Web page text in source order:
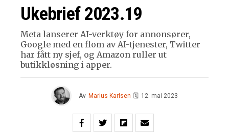
Ukebrief 2023.19
Meta lanserer AI-verktøy for annonsører,
Google med en flom av AI-tjenester, Twitter
har fått ny sjef, og Amazon ruller ut
butikkløsning i apper.
Av Marius Karlsen 🗓 12. mai 2023